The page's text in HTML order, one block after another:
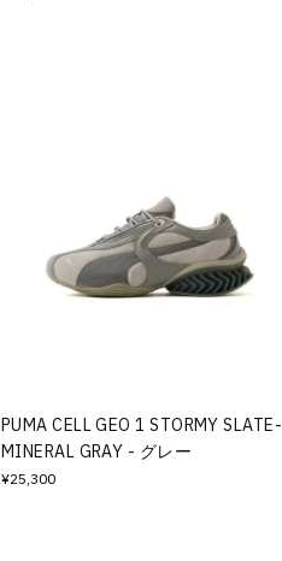
PUMA CELL GEO 1 STORMY SLATE-
MINERAL GRAY - グレー
¥25,300